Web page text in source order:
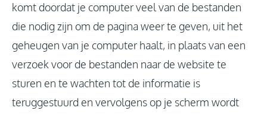
komt doordat je computer veel van de bestanden
die nodig zijn om de pagina weer te geven, uit het
geheugen van je computer haalt, in plaats van een
verzoek voor de bestanden naar de website te
sturen en te wachten tot de informatie is
teruggestuurd en vervolgens op je scherm wordt